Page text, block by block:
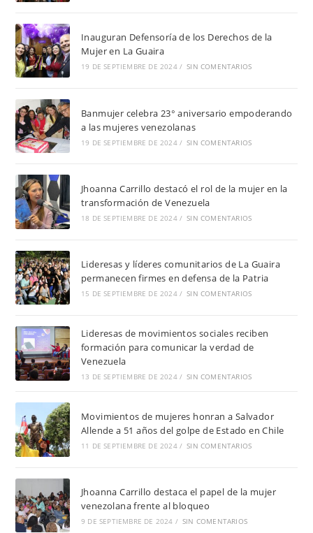
Inauguran Defensoría de los Derechos de la
Mujer en La Guaira
19 DE SEPTIEMBRE DE 2024 / SIN COMENTARIOS
Banmujer celebra 23° aniversario empoderando
a las mujeres venezolanas
19 DE SEPTIEMBRE DE 2024 / SIN COMENTARIOS
Jhoanna Carrillo destacó el rol de la mujer en la
transformación de Venezuela
18 DE SEPTIEMBRE DE 2024 / SIN COMENTARIOS
Lideresas y líderes comunitarios de La Guaira
permanecen firmes en defensa de la Patria
15 DE SEPTIEMBRE DE 2024 / SIN COMENTARIOS
Lideresas de movimientos sociales reciben
formación para comunicar la verdad de
Venezuela
13 DE SEPTIEMBRE DE 2024 / SIN COMENTARIOS
Movimientos de mujeres honran a Salvador
Allende a 51 años del golpe de Estado en Chile
11 DE SEPTIEMBRE DE 2024 / SIN COMENTARIOS
Jhoanna Carrillo destaca el papel de la mujer
venezolana frente al bloqueo
9 DE SEPTIEMBRE DE 2024 / SIN COMENTARIOS